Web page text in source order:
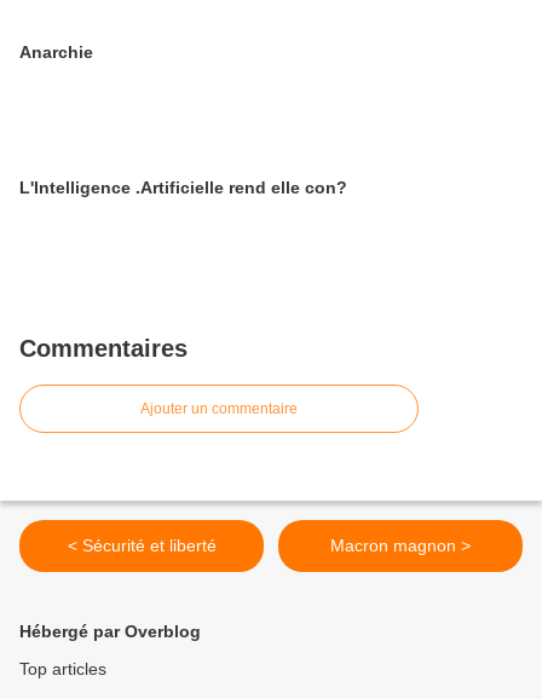
Anarchie
L'Intelligence .Artificielle rend elle con?
Commentaires
Ajouter un commentaire
< Sécurité et liberté Macron magnon >
Hébergé par Overblog
Top articles